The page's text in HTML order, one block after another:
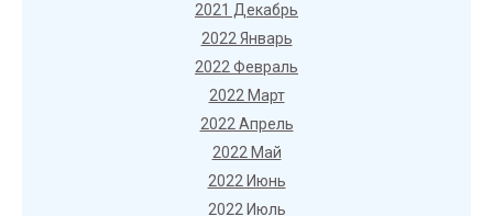
2021 Декабрь
2022 Январь
2022 Февраль
2022 Март
2022 Апрель
2022 Май
2022 Июнь
2022 Июль